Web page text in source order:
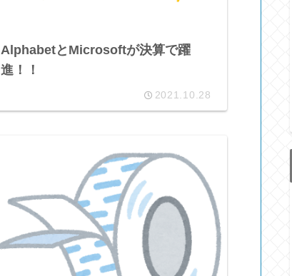
AlphabetとMicrosoftが決算で躍
進！！
2021.10.28